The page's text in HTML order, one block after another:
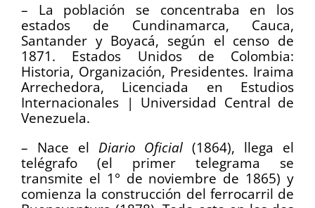
– La población se concentraba en los
estados de Cundinamarca, Cauca,
Santander y Boyacá, según el censo de
1871. Estados Unidos de Colombia:
Historia, Organización, Presidentes. Iraima
Arrechedora, Licenciada en Estudios
Internacionales | Universidad Central de
Venezuela.
– Nace el Diario Oficial (1864), llega el
telégrafo (el primer telegrama se
transmite el 1° de noviembre de 1865) y
comienza la construcción del ferrocarril de